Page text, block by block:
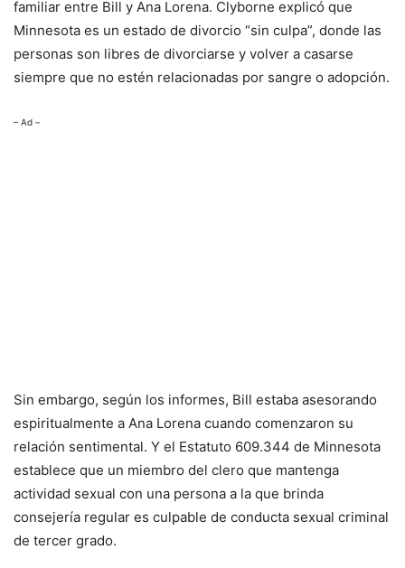
familiar entre Bill y Ana Lorena. Clyborne explicó que
Minnesota es un estado de divorcio “sin culpa”, donde las
personas son libres de divorciarse y volver a casarse
siempre que no estén relacionadas por sangre o adopción.
– Ad –
Sin embargo, según los informes, Bill estaba asesorando
espiritualmente a Ana Lorena cuando comenzaron su
relación sentimental. Y el Estatuto 609.344 de Minnesota
establece que un miembro del clero que mantenga
actividad sexual con una persona a la que brinda
consejería regular es culpable de conducta sexual criminal
de tercer grado.